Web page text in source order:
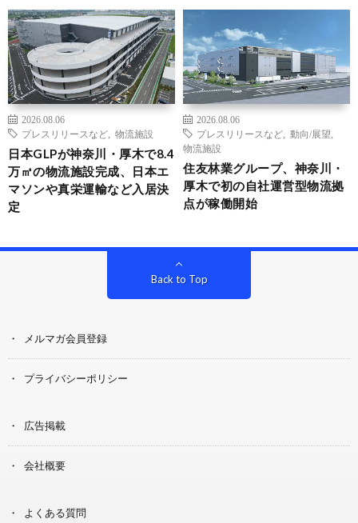
2026.08.06
プレスリリースなど
物流施設
日本GLPが神奈川・厚木で8.4
万㎡の物流施設完成、日本エ
マソンや真栄運輸など入居決
定
2026.08.06
プレスリリースなど
動向/展望
物流施設
住友林業グループ、神奈川・
厚木で初の自社運営型物流拠
点が稼働開始
Back to Top
メルマガ会員登録
プライバシーポリシー
広告掲載
会社概要
よくある質問